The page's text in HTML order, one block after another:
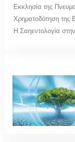
Εκκλησία της
Χρηματοδότηση της
Η Σαηεντολογία